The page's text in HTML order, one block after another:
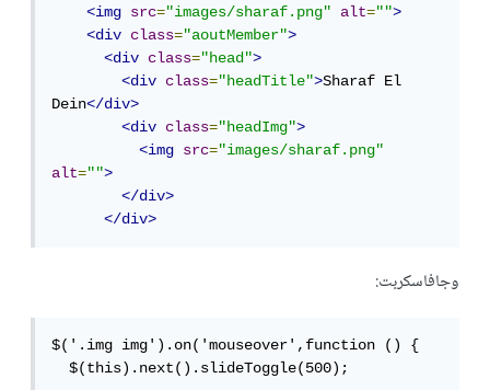
<img
src="images/sharaf.png" alt="">
<div
class="aoutMember">
<div
class="head">
<div
class="headTitle">Sharaf El
Dein</div>
<div
class="headImg">
<img
src="images/sharaf.png"
alt="">
</div>
</div>
وجافاسكربت:
$('.img img').on('mouseover',function () {
  $(this).next().slideToggle(500);